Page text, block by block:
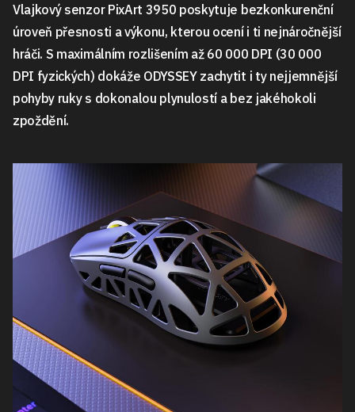
Vlajkový senzor PixArt 3950 poskytuje bezkonkurenční
úroveň přesnosti a výkonu, kterou ocení i ti nejnáročnější
hráči. S maximálním rozlišením až 60 000 DPI (30 000
DPI fyzických) dokáže ODYSSEY zachytit i ty nejjemnější
pohyby ruky s dokonalou plynulostí a bez jakéhokoli
zpoždění.